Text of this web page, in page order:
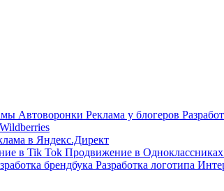
Автоворонки Реклама у блогеров
в Яндекс.Директ
в Tik Tok Продвижение в Одноклассниках
брендбука Разработка логотипа